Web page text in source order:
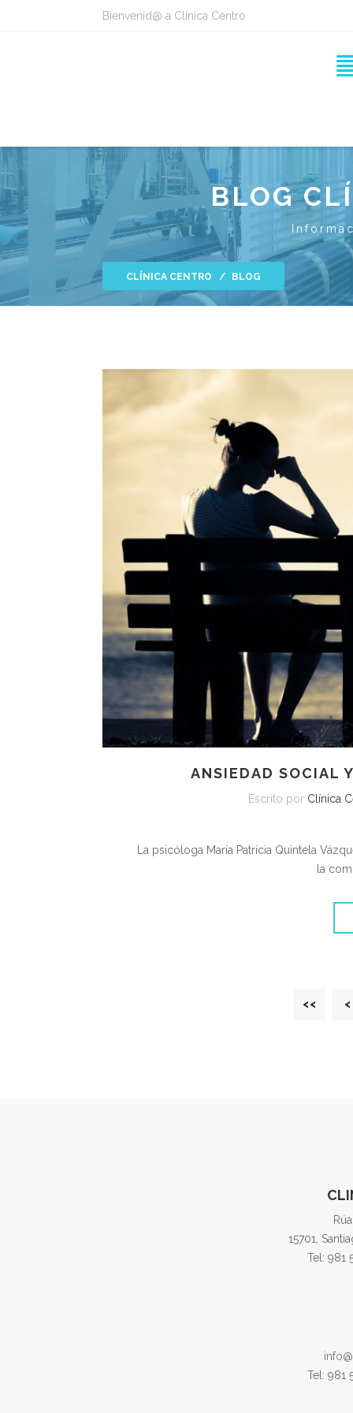
Bienvenid@ a Clínica Centro
BLOG
CLÍNICA CENTRO BLOG
ANSIEDAD SOCIAL
Escrito por Clínica
La psicóloga María Patricia Quintela
la
<< <
15701,
Tel: 981
Tel: 981